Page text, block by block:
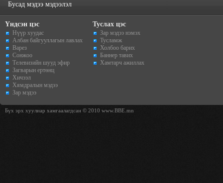
Бусад мэдээ мэдээлэл
Үндсэн цэс
Нүүр хуудас
Албан байгууллагын лавлах
Варез
Сонжоо
Телевизийн шууд эфир
Загварын ертөнц
Хичээл
Хямдралын мэдээ
Зар мэдээ
Туслах цэс
Зар мэдээ нэмэх
Тусламж
Холбоо барих
Баннер тавих
Хамтарч ажиллах
Бүх эрх хуулиар хамгаалагдсан © 2010 www.BBE.mn